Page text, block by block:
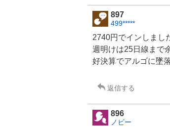
897
499*****
2740円でインしまし
週明けは25日線まで
好決算でアルゴに墜
返信する
896
ノビー